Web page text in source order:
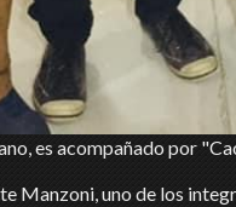
es acompañado por
Manzoni, uno de los